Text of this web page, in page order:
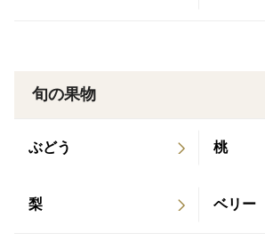
旬の果物
ぶどう 桃
梨 ベリー